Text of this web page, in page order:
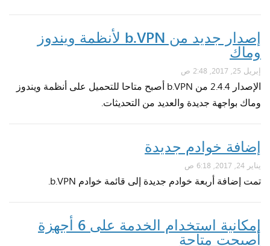
إصدار جديد من b.VPN لأنظمة ويندوز
وماك
إبريل 25, 2017, 2:48 ص
الإصدار 2.4.4 من b.VPN أصبح متاحا للتحميل على أنظمة ويندوز
وماك بواجهة جديدة والعديد من التحديثات.
إضافة خوادم جديدة
يناير 24, 2017, 6:18 ص
تمت إضافة أربعة خوادم جديدة إلى قائمة خوادم b.VPN.
إمكانية استخدام الخدمة على 6 أجهزة
أصبحت متاحة